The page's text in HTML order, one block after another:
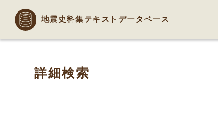
地震史料集テキストデータベース
詳細検索